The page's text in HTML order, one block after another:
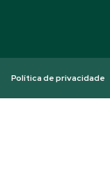
Política de privacidade